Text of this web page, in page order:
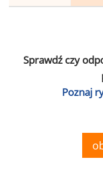
Sprawdź czy
Poznaj